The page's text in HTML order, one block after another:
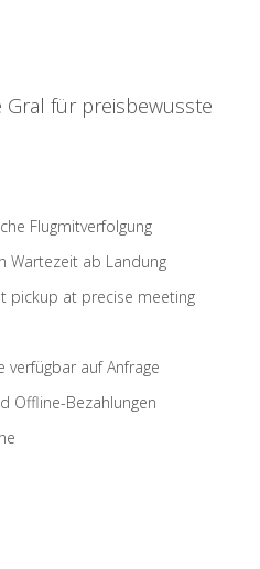
Gral für preisbewusste
Flugmitverfolgung
Wartezeit ab Landung
pickup at precise meeting
verfügbar auf Anfrage
Offline-Bezahlungen